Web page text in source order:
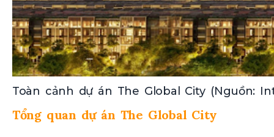
Toàn cảnh dự án The Global City (Nguồn:
Tổng quan dự án The Global City